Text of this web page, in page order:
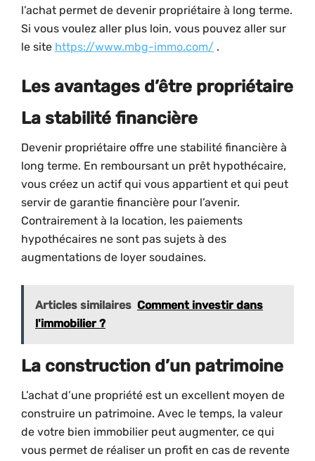
l’achat permet de devenir propriétaire à long terme.
Si vous voulez aller plus loin, vous pouvez aller sur
le site https://www.mbg-immo.com/ .
Les avantages d’être propriétaire
La stabilité financière
Devenir propriétaire offre une stabilité financière à
long terme. En remboursant un prêt hypothécaire,
vous créez un actif qui vous appartient et qui peut
servir de garantie financière pour l’avenir.
Contrairement à la location, les paiements
hypothécaires ne sont pas sujets à des
augmentations de loyer soudaines.
Articles similaires Comment investir dans
l'immobilier ?
La construction d’un patrimoine
L’achat d’une propriété est un excellent moyen de
construire un patrimoine. Avec le temps, la valeur
de votre bien immobilier peut augmenter, ce qui
vous permet de réaliser un profit en cas de revente